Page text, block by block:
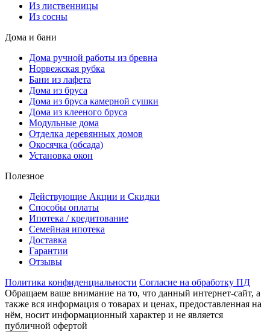
Из лиственницы
Из сосны
Дома и бани
Дома ручной работы из бревна
Норвежская рубка
Бани из лафета
Дома из бруса
Дома из бруса камерной сушки
Дома из клееного бруса
Модульные дома
Отделка деревянных домов
Окосячка (обсада)
Установка окон
Полезное
Действующие Акции и Скидки
Способы оплаты
Ипотека / кредитование
Семейная ипотека
Доставка
Гарантии
Отзывы
Политика конфиденциальности Согласие на обработку ПД
Обращаем ваше внимание на то, что данный интернет-сайт, а
также вся информация о товарах и ценах, предоставленная на
нём, носит информационный характер и не является
публичной офертой